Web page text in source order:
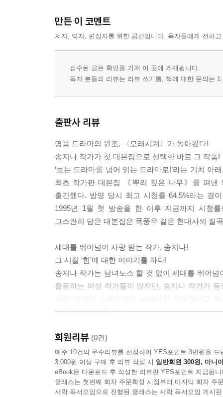
만든 이 코멘트
저자, 역자, 편집자를 위한 공간입니다. 독자들에게 전하
접수된 글은 확인을 거쳐 이 곳에 게재됩니다.
독자 분들의 리뷰는 리뷰 쓰기를, 책에 대한 문의는
출판사 리뷰
명품 드라마의 원조, 〈모래시계〉가 돌아왔다!
송지나 작가가 첫 대본집으로 선택한 바로 그 작품!
‘보는 드라마를 넘어 읽는 드라마로!’라는 기치
최초 작가판 대본집 《뿌리 깊은 나무》를 펴낸
출간했다. 방영 당시 최고 시청률 64.5%라는 경
1995년 1월 첫 방송을 한 이후 지금까지 시청
고스란히 담은 대본집은 폭풍우 같은 현대사의 질
세대를 뛰어넘어 사랑 받는 작가, 송지나!
그 시절 ‘힘’에 대한 이야기를 하다!
송지나 작가는 남녀노소 할 것 없이 세대를 뛰어
활동하는 여성 작가들이 많지만, 송지나 작가가
버무려졌기 때문이다.
〈모래시계〉에 담아냈다. 뿐만 아니라 치밀한
〈모래시계〉가 수많은 사람들의 마음에 가 닿을
당시 컴퓨터 통신이었던 ‘천리안’에서는 모래시
폐인을 만들어냈다. 시청자 소감 란에는 ‘처절
회원리뷰 (0건)
매주 10건의 우수리뷰를 선정하여 YES포인트 3만원을 드
3,000원 이상 구매 후 리뷰 작성 시 일반회원 300원, 마니
eBook은 다운로드 후 작성한 리뷰만 YES포인트 지급됩니
클래스는 첫번째 회차 주문확정 시점부터 마지막 회차 주
사락 독서모임으로 진행된 클래스는 사락 독서모임 게시